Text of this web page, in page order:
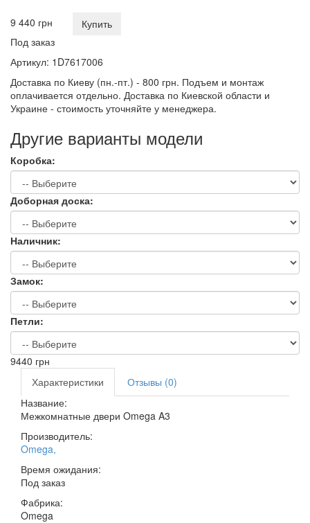
9 440 грн
Купить
Под заказ
Артикул: 1D7617006
Доставка по Киеву (пн.-пт.) - 800 грн. Подъем и монтаж
оплачивается отдельно. Доставка по Киевской области и
Украине - стоимость уточняйте у менеджера.
Другие варианты модели
Коробка:
Доборная доска:
Наличник:
Замок:
Петли:
9440 грн
Характеристики
Отзывы (0)
Название:
Межкомнатные двери Omega A3
Производитель:
Omega,
Время ожидания:
Под заказ
Фабрика:
Omega